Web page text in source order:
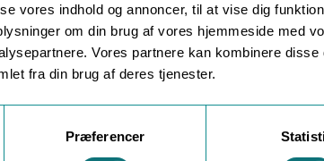
vores indhold og annoncer, til at vise dig
om din brug af vores hjemmeside med
Vores partnere kan kombinere
fra din brug af deres tjenester.
Præferencer
få overblik
Men du kan hjælpe både dig selv og en
situationen ved at:
– se hvor og hvor mange, der fanges
i